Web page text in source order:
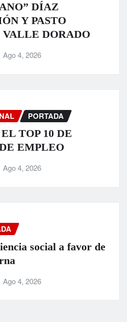
DÍAZ
Y PASTO
DORADO
Ago 4, 2026
PORTADA
TOP 10 DE
EMPLEO
Ago 4, 2026
social a favor de
Ago 4, 2026